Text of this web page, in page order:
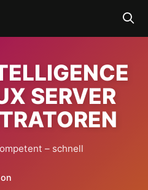
SERVER
– schnell